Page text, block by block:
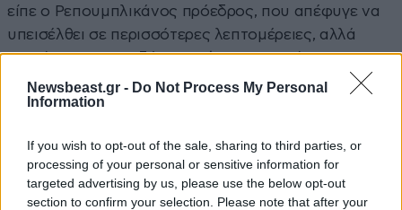
Newsbeast.gr - Do Not Process My Personal
Information
If you wish to opt-out of the sale, sharing to third parties, or
processing of your personal or sensitive information for
targeted advertising by us, please use the below opt-out
section to confirm your selection. Please note that after your
είπε ο Ρεπουμπλικάνος πρόεδρος, που απέφυγε να
υπεισέλθει σε περισσότερες λεπτομέρειες, αλλά
σημείωσε πως η «ιδέα» αυτή «ευχαριστεί» τον
ομόλογό του, Σι Τζινπίνγκ.
προϊόντα μας, ιδιαίτερα σόγια», είπε ακόμα κατά τη
διάρκεια της συνέντευξης που παραχώρησε στο Fox
News.